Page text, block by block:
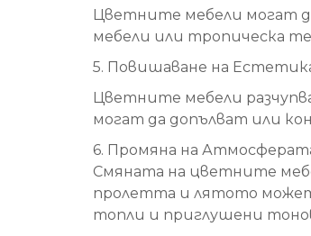
Цветните мебели могат
мебели или тропическа
5. Повишаване на
Цветните мебели
могат да допълват или
6. Промяна на
Смяната на цветните
пролетта и лятото
топли и приглушени